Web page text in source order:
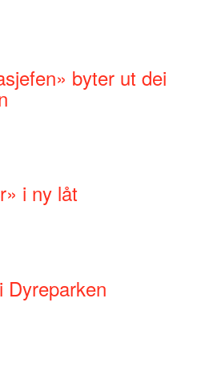
byter ut dei
i ny låt
Dyreparken